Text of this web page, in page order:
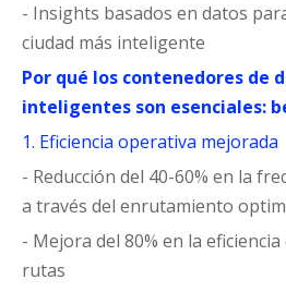
- Insights basados en datos
ciudad más inteligente
Por qué los contenedores de
inteligentes son esenciales:
1. Eficiencia operativa mejorada
- Reducción del 40-60% en la
a través del enrutamiento
- Mejora del 80% en la
rutas